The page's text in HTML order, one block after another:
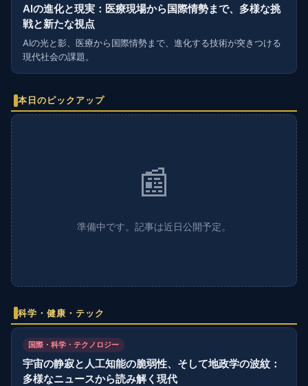
AIの進化と現実：医療現場から国際情勢まで、多様な挑
戦と新たな視点
AIの光と影、医療から国際情勢まで、進化する技術が突きつける
現代社会の課題。
本日のピックアップ
📰
準備中です。記事は近日公開予定。
科学・健康・テック
国際・科学・テクノロジー
宇宙の静寂と人工知能の脆弱性、そして地政学の波紋：
多様なニュースから読み解く現代